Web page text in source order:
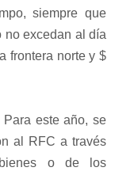
siempre que
no excedan al día
frontera norte y $
Para este año, se
al RFC a través
o de los